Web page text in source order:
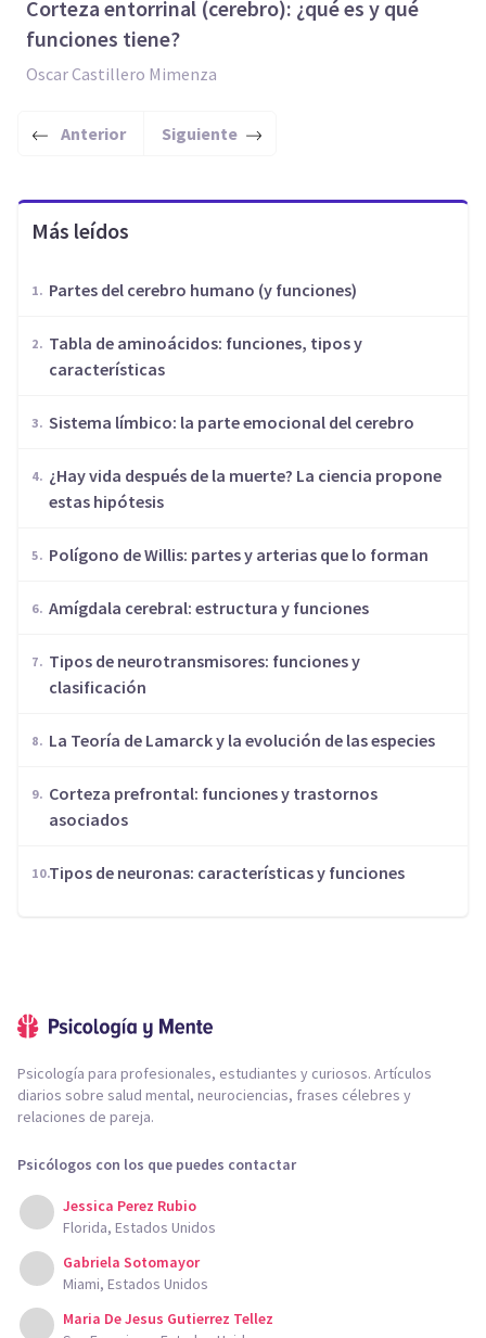
Corteza entorrinal (cerebro): ¿qué es y qué
funciones tiene?
Oscar Castillero Mimenza
Anterior Siguiente
Más leídos
Partes del cerebro humano (y funciones)
​Tabla de aminoácidos: funciones, tipos y
características
Sistema límbico: la parte emocional del cerebro
¿Hay vida después de la muerte? La ciencia propone
estas hipótesis
Polígono de Willis: partes y arterias que lo forman
Amígdala cerebral: estructura y funciones
​Tipos de neurotransmisores: funciones y
clasificación
​La Teoría de Lamarck y la evolución de las especies
Corteza prefrontal: funciones y trastornos
asociados
​Tipos de neuronas: características y funciones
Psicología para profesionales, estudiantes y curiosos. Artículos
diarios sobre salud mental, neurociencias, frases célebres y
relaciones de pareja.
Psicólogos con los que puedes contactar
Jessica Perez Rubio
Florida, Estados Unidos
Gabriela Sotomayor
Miami, Estados Unidos
Maria De Jesus Gutierrez Tellez